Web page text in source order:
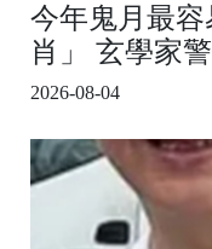
今年鬼月最
肖」 玄學家
2026-08-04